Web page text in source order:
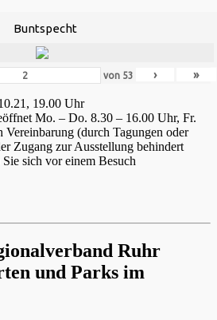
Buntspecht
von 53 › »
19.00 Uhr
Mo. – Do. 8.30 – 16.00 Uhr, Fr.
(durch Tagungen oder
Zugang zur Ausstellung behindert
sich vor einem Besuch
Ruhr
und Parks im